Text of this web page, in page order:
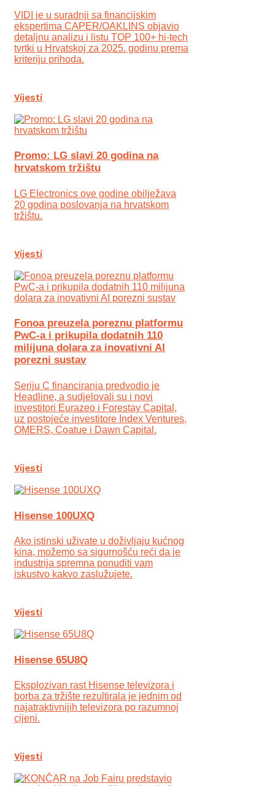
VIDI je u suradnji sa financijskim
ekspertima CAPER/OAKLINS objavio
detaljnu analizu i listu TOP 100+ hi-tech
tvrtki u Hrvatskoj za 2025. godinu prema
kriteriju prihoda.
Vijesti
Promo: LG slavi 20 godina na
hrvatskom tržištu
LG Electronics ove godine obilježava
20 godina poslovanja na hrvatskom
tržištu.
Vijesti
Fonoa preuzela poreznu platformu
PwC-a i prikupila dodatnih 110
milijuna dolara za inovativni AI
porezni sustav
Seriju C financiranja predvodio je
Headline, a sudjelovali su i novi
investitori Eurazeo i Forestay Capital,
uz postojeće investitore Index Ventures,
OMERS, Coatue i Dawn Capital.
Vijesti
Hisense 100UXQ
Ako istinski uživate u doživljaju kućnog
kina, možemo sa sigurnošću reći da je
industrija spremna ponuditi vam
iskustvo kakvo zaslužujete.
Vijesti
Hisense 65U8Q
Eksplozivan rast Hisense televizora i
borba za tržište rezultirala je jednim od
najatraktivnijih televizora po razumnoj
cijeni.
Vijesti